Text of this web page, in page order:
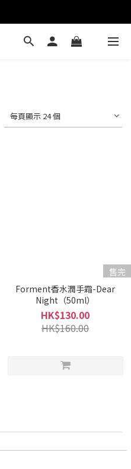
每頁顯示 24 個
售完
Forment香水潤手霜-Dear
Night（50ml）
HK$130.00
HK$160.00